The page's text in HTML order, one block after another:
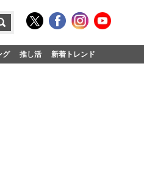
グ 推し活 新着トレンド